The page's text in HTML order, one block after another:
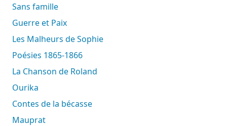
Sans famille
Guerre et Paix
Les Malheurs de Sophie
Poésies 1865-1866
La Chanson de Roland
Ourika
Contes de la bécasse
Mauprat